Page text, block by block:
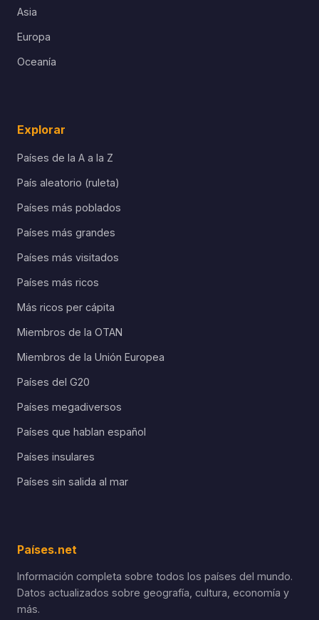
Asia
Europa
Oceanía
Explorar
Países de la A a la Z
País aleatorio (ruleta)
Países más poblados
Países más grandes
Países más visitados
Países más ricos
Más ricos per cápita
Miembros de la OTAN
Miembros de la Unión Europea
Países del G20
Países megadiversos
Países que hablan español
Países insulares
Países sin salida al mar
Países.net
Información completa sobre todos los países del mundo.
Datos actualizados sobre geografía, cultura, economía y
más.